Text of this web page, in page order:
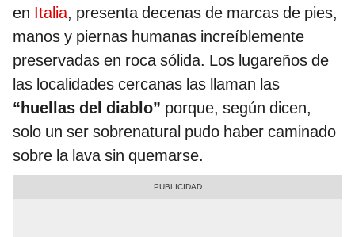
en Italia, presenta decenas de marcas de pies,
manos y piernas humanas increíblemente
preservadas en roca sólida. Los lugareños de
las localidades cercanas las llaman las
“huellas del diablo” porque, según dicen,
solo un ser sobrenatural pudo haber caminado
sobre la lava sin quemarse.